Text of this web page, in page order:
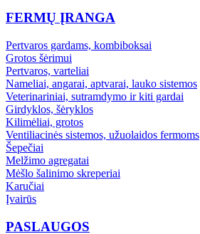
FERMŲ ĮRANGA
Pertvaros gardams, kombiboksai
Grotos šėrimui
Pertvaros, varteliai
Nameliai, angarai, aptvarai, lauko sistemos
Veterinariniai, sutramdymo ir kiti gardai
Girdyklos, šėryklos
Kilimėliai, grotos
Ventiliacinės sistemos, užuolaidos fermoms
Šepečiai
Melžimo agregatai
Mėšlo šalinimo skreperiai
Karučiai
Įvairūs
PASLAUGOS